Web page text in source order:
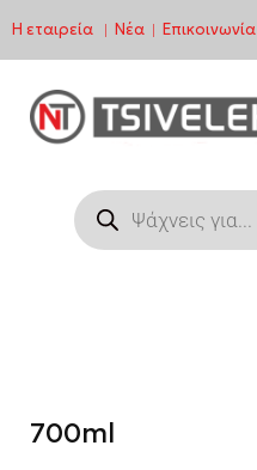
Μεταπηδήστε
στο
περιεχόμενο
Η εταιρεία | Νέα | Επικοινωνία
700ml